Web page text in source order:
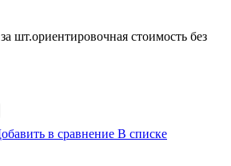
шт.ориентировочная стоимость без
в сравнение В списке